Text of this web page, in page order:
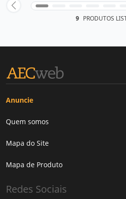
9 PRODUTOS
Anuncie
Quem somos
Mapa do Site
Mapa de Produto
Redes Sociais